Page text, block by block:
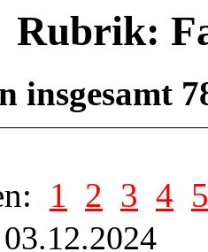
Rubrik:
insgesamt
1 2 3 4 5
03.12.2024